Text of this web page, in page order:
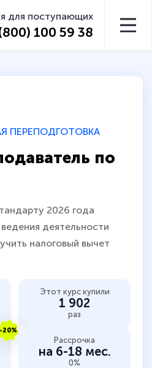
для поступающих
100 59 38
ПЕРЕПОДГОТОВКА
по
2026 года
деятельности
налоговый вычет
Этот курс купили
1 902
раз
20%
Рассрочка
на 6-18 мес.
0%